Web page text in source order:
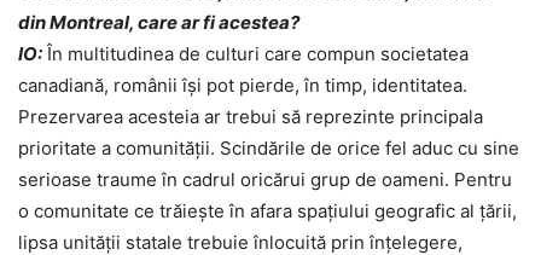
din Montreal, care ar fi acestea?
IO: În multitudinea de culturi care compun societatea
canadiană, românii își pot pierde, în timp, identitatea.
Prezervarea acesteia ar trebui să reprezinte principala
prioritate a comunității. Scindările de orice fel aduc cu sine
serioase traume în cadrul oricărui grup de oameni. Pentru
o comunitate ce trăiește în afara spațiului geografic al țării,
lipsa unității statale trebuie înlocuită prin înțelegere,